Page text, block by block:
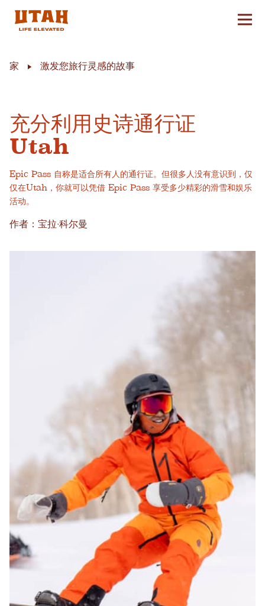
切换
家 激发您旅行灵感的故事
充分利用史诗通行证
Utah
Epic Pass 自称是适合所有人的通行证。但很多人没有意识到，仅
仅在Utah，你就可以凭借 Epic Pass 享受多少精彩的滑雪和娱乐
活动。
作者：宝拉·科尔曼